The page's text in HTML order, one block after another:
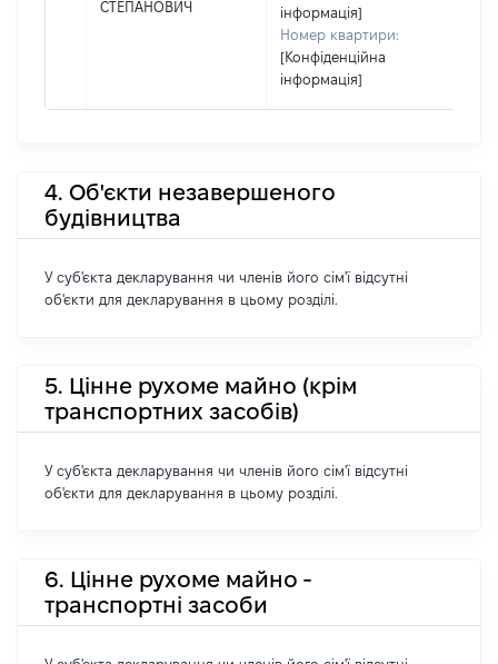
СТЕПАНОВИЧ
інформація]
Номер квартири:
[Конфіденційна
інформація]
4. Об'єкти незавершеного
будівництва
У суб'єкта декларування чи членів його сім'ї відсутні
об'єкти для декларування в цьому розділі.
5. Цінне рухоме майно (крім
транспортних засобів)
У суб'єкта декларування чи членів його сім'ї відсутні
об'єкти для декларування в цьому розділі.
6. Цінне рухоме майно -
транспортні засоби